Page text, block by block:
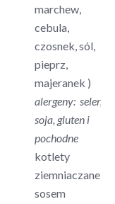
marchew,
cebula,
czosnek, sól,
pieprz,
majeranek )
alergeny: seler,
soja, gluten i
pochodne
kotlety
ziemniaczane z
sosem